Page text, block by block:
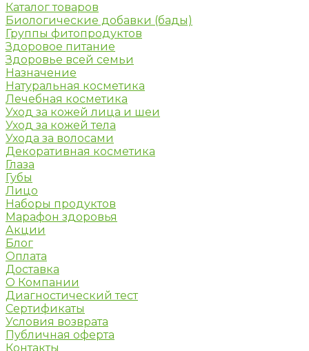
Каталог товаров
Биологические добавки (бады)
Группы фитопродуктов
Здоровое питание
Здоровье всей семьи
Назначение
Натуральная косметика
Лечебная косметика
Уход за кожей лица и шеи
Уход за кожей тела
Ухода за волосами
Декоративная косметика
Глаза
Губы
Лицо
Наборы продуктов
Марафон здоровья
Акции
Блог
Оплата
Доставка
О Компании
Диагностический тест
Сертификаты
Условия возврата
Публичная оферта
Контакты